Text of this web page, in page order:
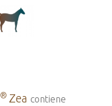
® Zea contiene